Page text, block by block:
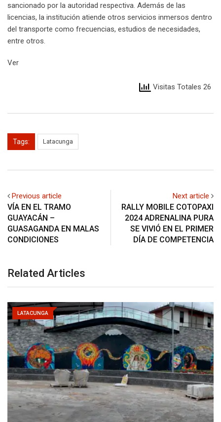
sancionado por la autoridad respectiva. Además de las
licencias, la institución atiende otros servicios inmersos dentro
del transporte como frecuencias, estudios de necesidades,
entre otros.
Ver
Visitas Totales 26
Tags: Latacunga
Previous article
VÍA EN EL TRAMO
GUAYACÁN –
GUASAGANDA EN MALAS
CONDICIONES
Next article
RALLY MOBILE COTOPAXI
2024 ADRENALINA PURA
SE VIVIÓ EN EL PRIMER
DÍA DE COMPETENCIA
Related Articles
LATACUNGA